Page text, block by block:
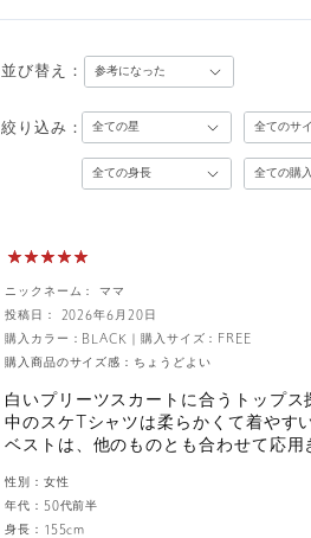
並び替え：
絞り込み：
ニックネーム： ママ
投稿日： 2026年6月20日
購入サイズ：FREE
購入カラー：BLACK
購入商品のサイズ感： ちょうどよい
白いプリーツスカートに合うトップス
中のスケTシャツは柔らかくて着やす
ベストは、他のものとも合わせて応用
性別： 女性
年代： 50代前半
身長： 155cm